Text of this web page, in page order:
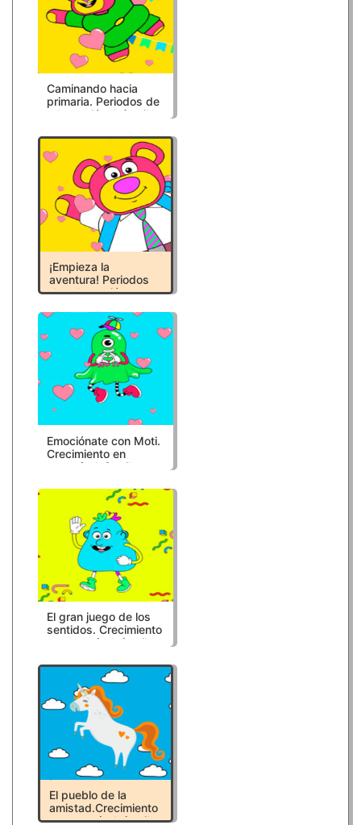
Caminando hacia
primaria. Periodos de
adaptación. Infantil.
LOMLOE
¡Empieza la
aventura! Periodos
de adaptación.
educativos LOMLOE
Emociónate con Moti.
Crecimiento en
armonía. Infantil.
LOMLOE
El gran juego de los
sentidos. Crecimiento
en armonía. Infantil.
LOMLOE
El pueblo de la
amistad.Crecimiento
en armonía. Infantil.